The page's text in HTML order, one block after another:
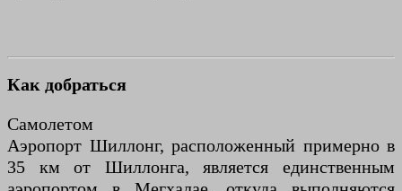
Как добраться
Самолетом
Аэропорт Шиллонг, расположенный примерно в
35 км от Шиллонга, является единственным